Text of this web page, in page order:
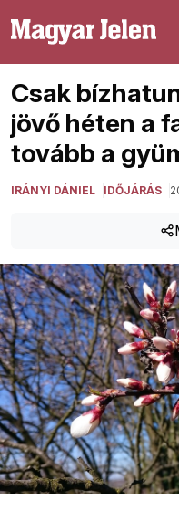
Csak
jövő héten a
tovább a
IRÁNYI DÁNIEL IDŐJÁRÁS